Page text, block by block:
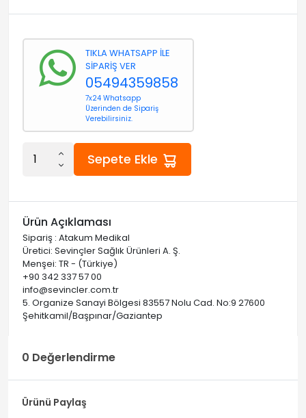
TIKLA WHATSAPP İLE
SİPARİŞ VER
05494359858
7x24 Whatsapp
Üzerinden de Sipariş
Verebilirsiniz.
Sepete Ekle
Ürün Açıklaması
Sipariş : Atakum Medikal
Üretici: Sevinçler Sağlık Ürünleri A. Ş.
Menşei: TR - (Türkiye)
+90 342 337 57 00
info@sevincler.com.tr
5. Organize Sanayi Bölgesi 83557 Nolu Cad. No:9 27600
Şehitkamil/Başpınar/Gaziantep
0 Değerlendirme
Ürünü Paylaş